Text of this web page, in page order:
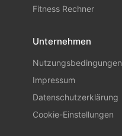
Fitness Rechner
Unternehmen
Nutzungsbedingungen
Impressum
Datenschutzerklärung
Cookie-Einstellungen